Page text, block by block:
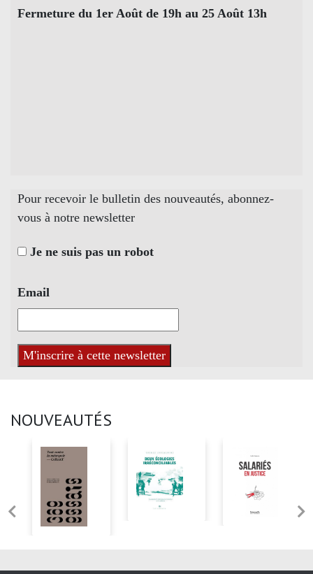
Fermeture du 1er Août de 19h au 25 Août 13h
Pour recevoir le bulletin des nouveautés, abonnez-
vous à notre newsletter
Je ne suis pas un robot
Email
NOUVEAUTÉS